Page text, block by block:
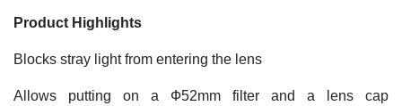
Product Highlights
Blocks stray light from entering the lens
Allows putting on a Ф52mm filter and a lens cap